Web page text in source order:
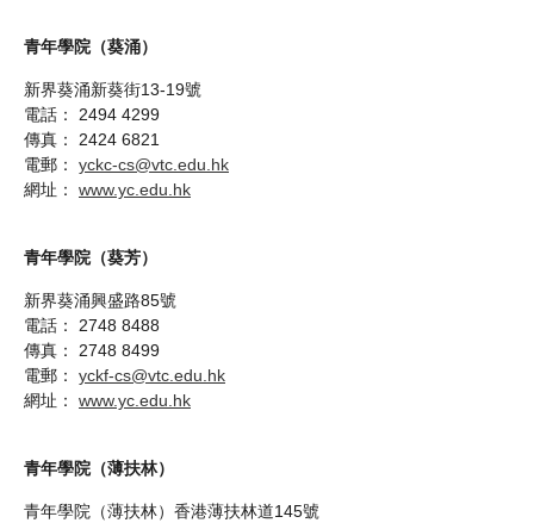
青年學院（葵涌）
新界葵涌新葵街13-19號
電話： 2494 4299
傳真： 2424 6821
電郵： yckc-cs@vtc.edu.hk
網址： www.yc.edu.hk
青年學院（葵芳）
新界葵涌興盛路85號
電話： 2748 8488
傳真： 2748 8499
電郵： yckf-cs@vtc.edu.hk
網址： www.yc.edu.hk
青年學院（薄扶林）
青年學院（薄扶林）香港薄扶林道145號